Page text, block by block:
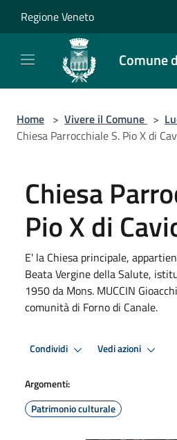
Regione Veneto
Comune
Home > Vivere il Comune >
Chiesa Parrocchiale S. Pio X di
Chiesa
Pio X di
E' la Chiesa principale,
Beata Vergine della Salute,
1950 da Mons. MUCCIN
comunità di Forno di Canale.
Condividi Vedi azioni
Argomenti:
Patrimonio culturale